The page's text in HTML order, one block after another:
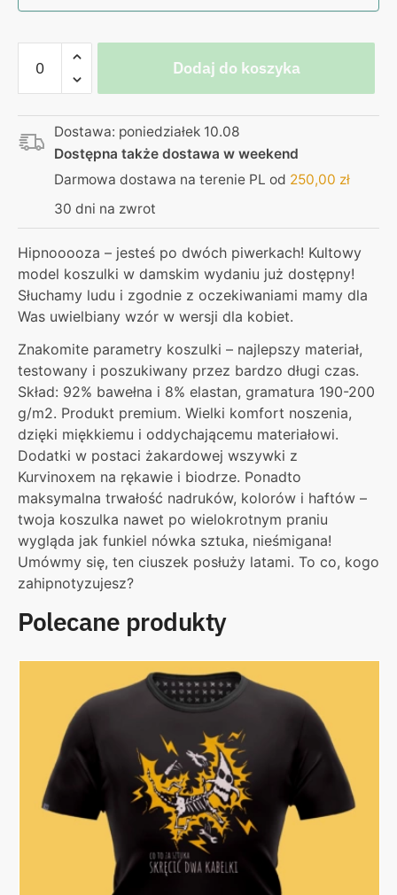
Koszulka
czarna
damska
–
hipnoza
Dodaj do koszyka
Dostawa: poniedziałek 10.08
Dostępna także dostawa w weekend
Darmowa dostawa na terenie PL od 250,00 zł
30 dni na zwrot
Hipnooooza – jesteś po dwóch piwerkach! Kultowy
model koszulki w damskim wydaniu już dostępny!
Słuchamy ludu i zgodnie z oczekiwaniami mamy dla
Was uwielbiany wzór w wersji dla kobiet.
Znakomite parametry koszulki – najlepszy materiał,
testowany i poszukiwany przez bardzo długi czas.
Skład: 92% bawełna i 8% elastan, gramatura 190-200
g/m2. Produkt premium. Wielki komfort noszenia,
dzięki miękkiemu i oddychającemu materiałowi.
Dodatki w postaci żakardowej wszywki z
Kurvinoxem na rękawie i biodrze. Ponadto
maksymalna trwałość nadruków, kolorów i haftów –
twoja koszulka nawet po wielokrotnym praniu
wygląda jak funkiel nówka sztuka, nieśmigana!
Umówmy się, ten ciuszek posłuży latami. To co, kogo
zahipnotyzujesz?
Polecane produkty